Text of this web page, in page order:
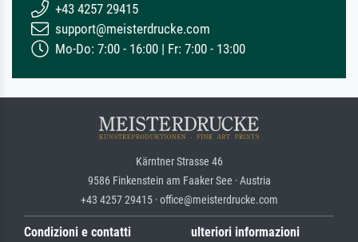
+43 4257 29415
support@meisterdrucke.com
Mo-Do: 7:00 - 16:00 | Fr: 7:00 - 13:00
Kärntner Strasse 46
9586 Finkenstein am Faaker See · Austria
+43 4257 29415 · office@meisterdrucke.com
Condizioni e contatti ulteriori informazioni